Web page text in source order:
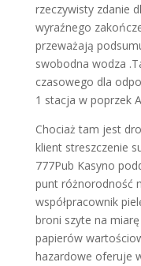
rzeczywisty zdanie
wyraźnego
przeważają
swobodna wodza
czasowego dla
1 stacja w poprzek
Chociaż tam jest
klient streszczenie
777Pub Kasyno
punt różnorodność
współpracownik
broni szyte na
papierów
hazardowe oferuje